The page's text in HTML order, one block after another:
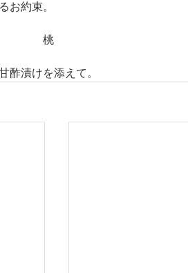
お約束。
けを添えて。